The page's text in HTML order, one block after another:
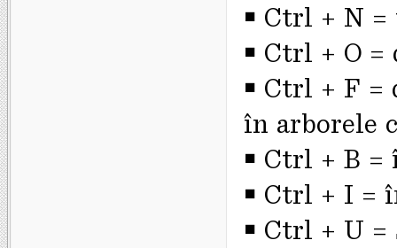
￭ Ctrl + N
￭ Ctrl + O =
￭ Ctrl + F
în arborele
￭ Ctrl + B =
￭ Ctrl + I =
￭ Ctrl + U